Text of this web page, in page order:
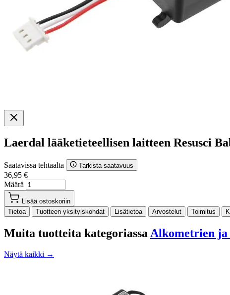
Laerdal lääketieteellisen laitteen Resusci
Saatavissa tehtaalta Tarkista saatavuus
36,95 €
Määrä
Lisää ostoskoriin
Tietoa
Tuotteen yksityiskohdat Lisätietoa Arvostelut Toimitus
Muita tuotteita kategoriassa Alkometrien ja
Näytä kaikki →